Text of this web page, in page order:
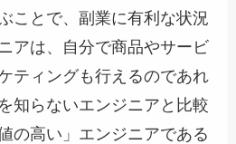
ことで、副業に有利な状況
アは、自分で商品やサービ
ティングも行えるのであれ
知らないエンジニアと比較
の高い」エンジニアである